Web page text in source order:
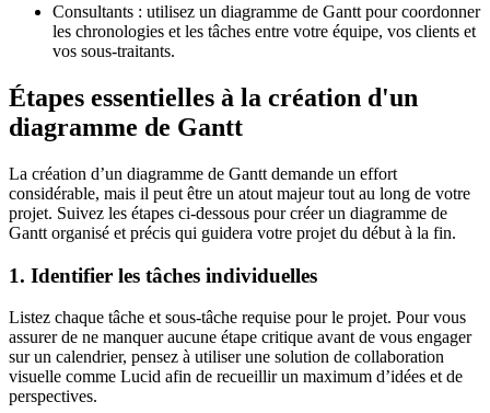
Consultants : utilisez un diagramme de Gantt pour coordonner
les chronologies et les tâches entre votre équipe, vos clients et
vos sous-traitants.
Étapes essentielles à la création d'un
diagramme de Gantt
La création d’un diagramme de Gantt demande un effort
considérable, mais il peut être un atout majeur tout au long de votre
projet. Suivez les étapes ci-dessous pour créer un diagramme de
Gantt organisé et précis qui guidera votre projet du début à la fin.
1. Identifier les tâches individuelles
Listez chaque tâche et sous-tâche requise pour le projet. Pour vous
assurer de ne manquer aucune étape critique avant de vous engager
sur un calendrier, pensez à utiliser une solution de collaboration
visuelle comme Lucid afin de recueillir un maximum d’idées et de
perspectives.